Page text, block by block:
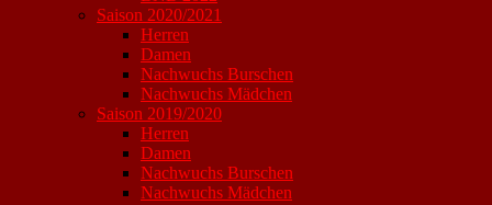
Saison 2020/2021
Herren
Damen
Nachwuchs Burschen
Nachwuchs Mädchen
Saison 2019/2020
Herren
Damen
Nachwuchs Burschen
Nachwuchs Mädchen